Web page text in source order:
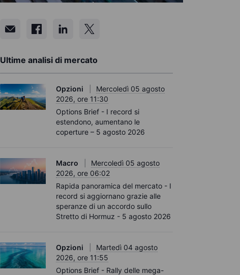
Ultime analisi di mercato
Opzioni
Mercoledì 05 agosto
2026, ore 11:30
Options Brief - I record si
estendono, aumentano le
coperture – 5 agosto 2026
Macro
Mercoledì 05 agosto
2026, ore 06:02
Rapida panoramica del mercato - I
record si aggiornano grazie alle
speranze di un accordo sullo
Stretto di Hormuz - 5 agosto 2026
Opzioni
Martedì 04 agosto
2026, ore 11:55
Options Brief - Rally delle mega-